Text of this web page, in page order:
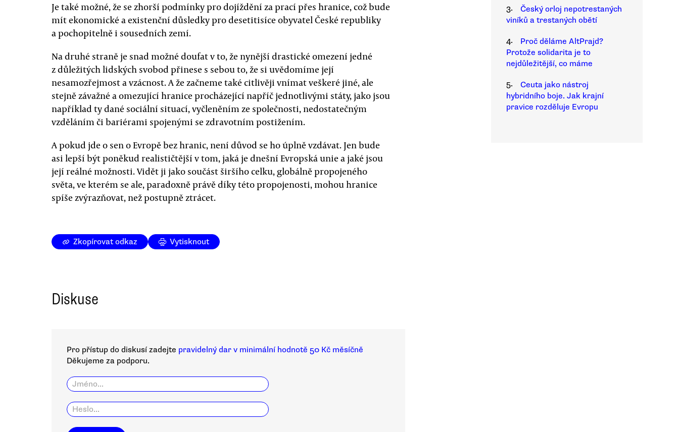
Je také možné, že se zhorší podmínky pro dojíždění za prací přes hranice, což bude
mít ekonomické a existenční důsledky pro desetitisíce obyvatel České republiky
a pochopitelně i sousedních zemí.
Na druhé straně je snad možné doufat v to, že nynější drastické omezení jedné
z důležitých lidských svobod přinese s sebou to, že si uvědomíme její
nesamozřejmost a vzácnost. A že začneme také citlivěji vnímat veškeré jiné, ale
stejně závažné a omezující hranice procházející napříč jednotlivými státy, jako jsou
například ty dané sociální situací, vyčleněním ze společnosti, nedostatečným
vzděláním či bariérami spojenými se zdravotním postižením.
A pokud jde o sen o Evropě bez hranic, není důvod se ho úplně vzdávat. Jen bude
asi lepší být poněkud realističtější v tom, jaká je dnešní Evropská unie a jaké jsou
její reálné možnosti. Vidět ji jako součást širšího celku, globálně propojeného
světa, ve kterém se ale, paradoxně právě díky této propojenosti, mohou hranice
spíše zvýrazňovat, než postupně ztrácet.
3.
Český orloj nepotrestaných
viníků a trestaných obětí
4.
Proč děláme AltPrajd?
Protože solidarita je to
nejdůležitější, co máme
5.
Ceuta jako nástroj
hybridního boje. Jak krajní
pravice rozděluje Evropu
Zkopírovat odkaz Vytisknout
Diskuse
Pro přístup do diskusí zadejte pravidelný dar v minimální hodnotě 50 Kč měsíčně
Děkujeme za podporu.